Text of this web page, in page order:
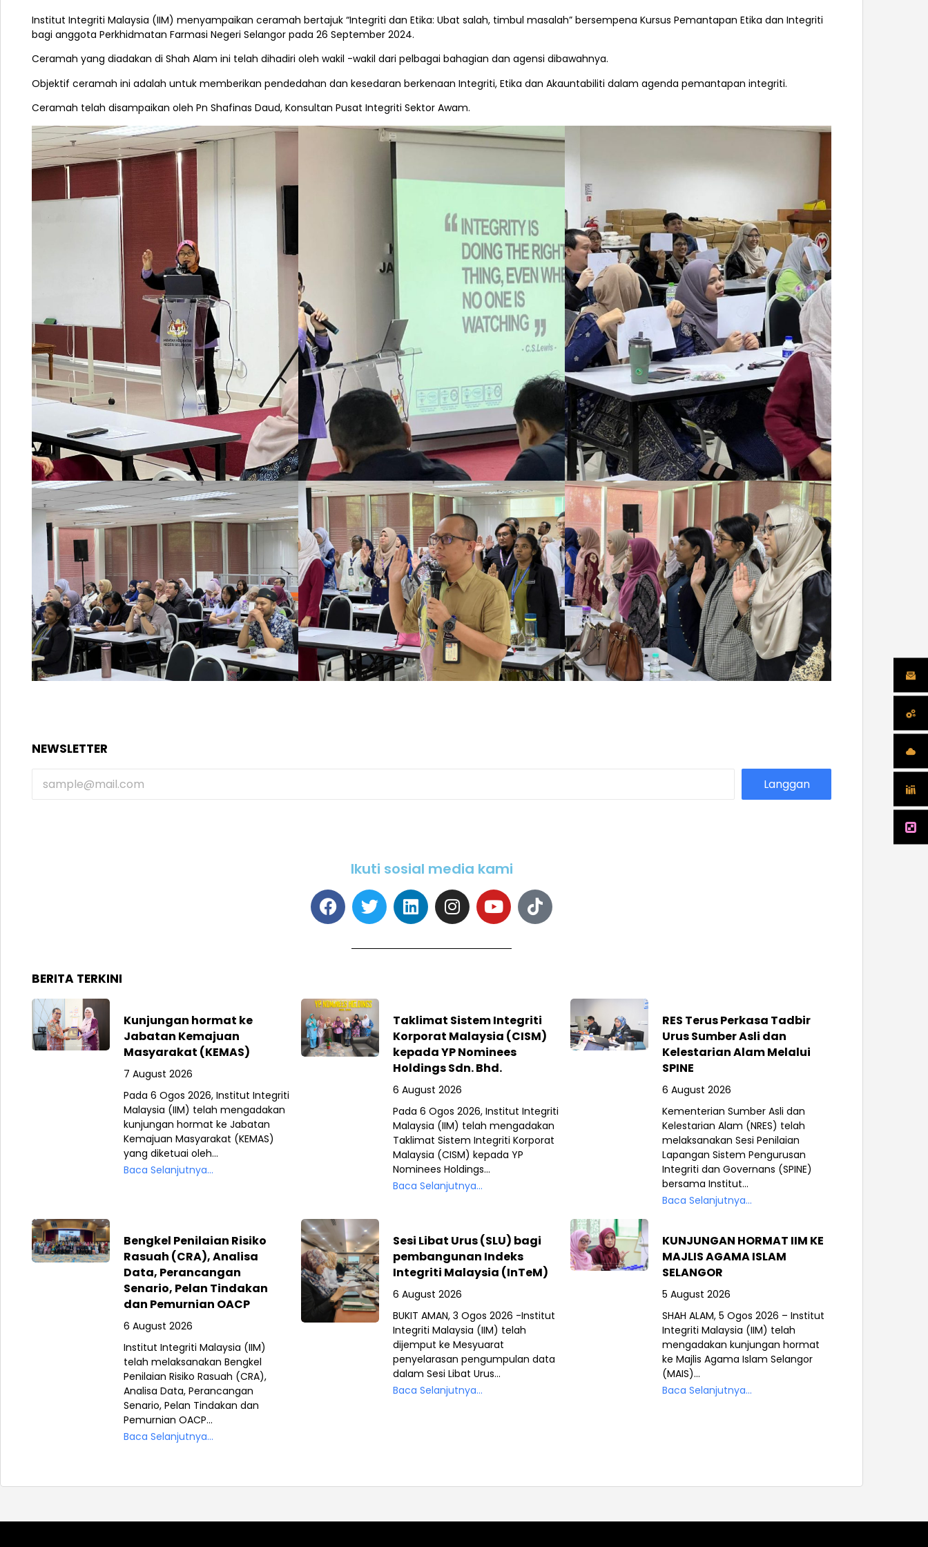
Institut Integriti Malaysia (IIM) menyampaikan ceramah bertajuk “Integriti dan Etika: Ubat salah, timbul masalah” bersempena Kursus Pemantapan Etika dan Integriti
bagi anggota Perkhidmatan Farmasi Negeri Selangor pada 26 September 2024.
Ceramah yang diadakan di Shah Alam ini telah dihadiri oleh wakil -wakil dari pelbagai bahagian dan agensi dibawahnya.
Objektif ceramah ini adalah untuk memberikan pendedahan dan kesedaran berkenaan Integriti, Etika dan Akauntabiliti dalam agenda pemantapan integriti.
Ceramah telah disampaikan oleh Pn Shafinas Daud, Konsultan Pusat Integriti Sektor Awam.
NEWSLETTER
Langgan
Ikuti sosial media kami
BERITA TERKINI
Kunjungan hormat ke
Jabatan Kemajuan
Masyarakat (KEMAS)
7 August 2026
Pada 6 Ogos 2026, Institut Integriti
Malaysia (IIM) telah mengadakan
kunjungan hormat ke Jabatan
Kemajuan Masyarakat (KEMAS)
yang diketuai oleh...
Baca Selanjutnya...
Taklimat Sistem Integriti
Korporat Malaysia (CISM)
kepada YP Nominees
Holdings Sdn. Bhd.
6 August 2026
Pada 6 Ogos 2026, Institut Integriti
Malaysia (IIM) telah mengadakan
Taklimat Sistem Integriti Korporat
Malaysia (CISM) kepada YP
Nominees Holdings...
Baca Selanjutnya...
RES Terus Perkasa Tadbir
Urus Sumber Asli dan
Kelestarian Alam Melalui
SPINE
6 August 2026
Kementerian Sumber Asli dan
Kelestarian Alam (NRES) telah
melaksanakan Sesi Penilaian
Lapangan Sistem Pengurusan
Integriti dan Governans (SPINE)
bersama Institut...
Baca Selanjutnya...
Bengkel Penilaian Risiko
Rasuah (CRA), Analisa
Data, Perancangan
Senario, Pelan Tindakan
dan Pemurnian OACP
6 August 2026
Institut Integriti Malaysia (IIM)
telah melaksanakan Bengkel
Penilaian Risiko Rasuah (CRA),
Analisa Data, Perancangan
Senario, Pelan Tindakan dan
Pemurnian OACP...
Baca Selanjutnya...
Sesi Libat Urus (SLU) bagi
pembangunan Indeks
Integriti Malaysia (InTeM)
6 August 2026
BUKIT AMAN, 3 Ogos 2026 -Institut
Integriti Malaysia (IIM) telah
dijemput ke Mesyuarat
penyelarasan pengumpulan data
dalam Sesi Libat Urus...
Baca Selanjutnya...
KUNJUNGAN HORMAT IIM KE
MAJLIS AGAMA ISLAM
SELANGOR
5 August 2026
SHAH ALAM, 5 Ogos 2026 – Institut
Integriti Malaysia (IIM) telah
mengadakan kunjungan hormat
ke Majlis Agama Islam Selangor
(MAIS)...
Baca Selanjutnya...